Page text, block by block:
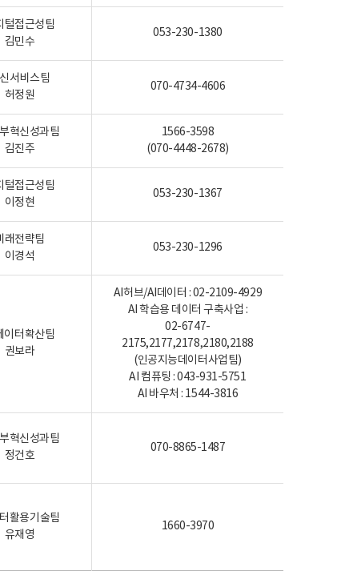
털접근성팀
김민수
053-230-1380
서비스팀
허정원
070-4734-4606
혁신성과팀
김진주
1566-3598
(070-4448-2678)
털접근성팀
이정현
053-230-1367
래전략팀
이경석
053-230-1296
이터확산팀
권보라
AI허브/AI데이터 : 02-2109-4929
AI 학습용 데이터 구축사업 :
02-6747-
2175,2177,2178,2180,2188
(인공지능데이터사업팀)
AI 컴퓨팅 : 043-931-5751
AI 바우처 : 1544-3816
혁신성과팀
정건호
070-8865-1487
활용기술팀
유재영
1660-3970